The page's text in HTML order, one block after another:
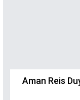
Aman Reis